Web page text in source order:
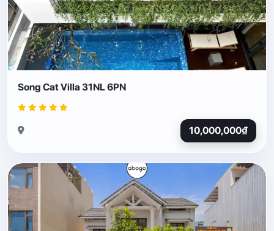
Song Cat Villa 31NL 6PN
10,000,000₫